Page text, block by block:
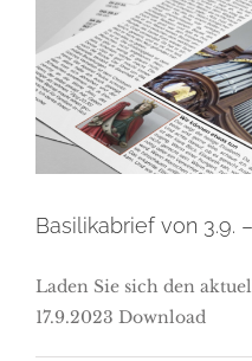
Basilikabrief von 3.9. –
Laden Sie sich den
17.9.2023 Download